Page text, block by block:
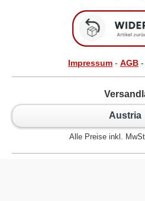
Impressum - AGB -
Austria
Alle Preise inkl.